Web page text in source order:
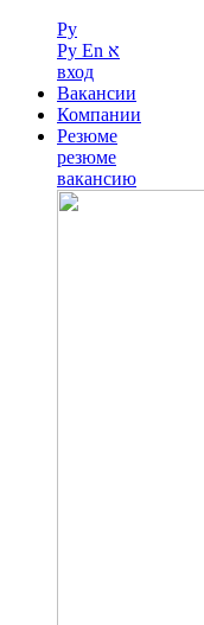
Ру
Ру En א
вход
Вакансии
Компании
Резюме
резюме
вакансию